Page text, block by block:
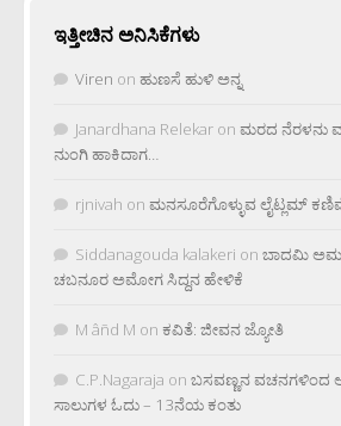
ಇತ್ತೀಚಿನ ಅನಿಸಿಕೆಗಳು
Viren on ಹುಣಸೆ ಹುಳಿ ಅನ್ನ
Janardhana Relekar on ಮರದ ನೆರಳನು
ನುಂಗಿ ಹಾಕಿದಾಗ…
rjnivah on ಮನಸೂರೆಗೊಳ್ಳುವ ಲೈಟ್ಲಮ್
Siddanagouda kalakeri on ಬಾದಮಿ
ಚಬನೂರ ಅಮೋಗ ಸಿದ್ದನ ಹೇಳಿಕೆ
M âñd M on ಕವಿತೆ: ಜೀವನ ಜ್ಯೋತಿ
C.P.Nagaraja on ಬಸವಣ್ಣನ ವಚನಗಳಿಂದ
ಸಾಲುಗಳ ಓದು – 13ನೆಯ ಕಂತು